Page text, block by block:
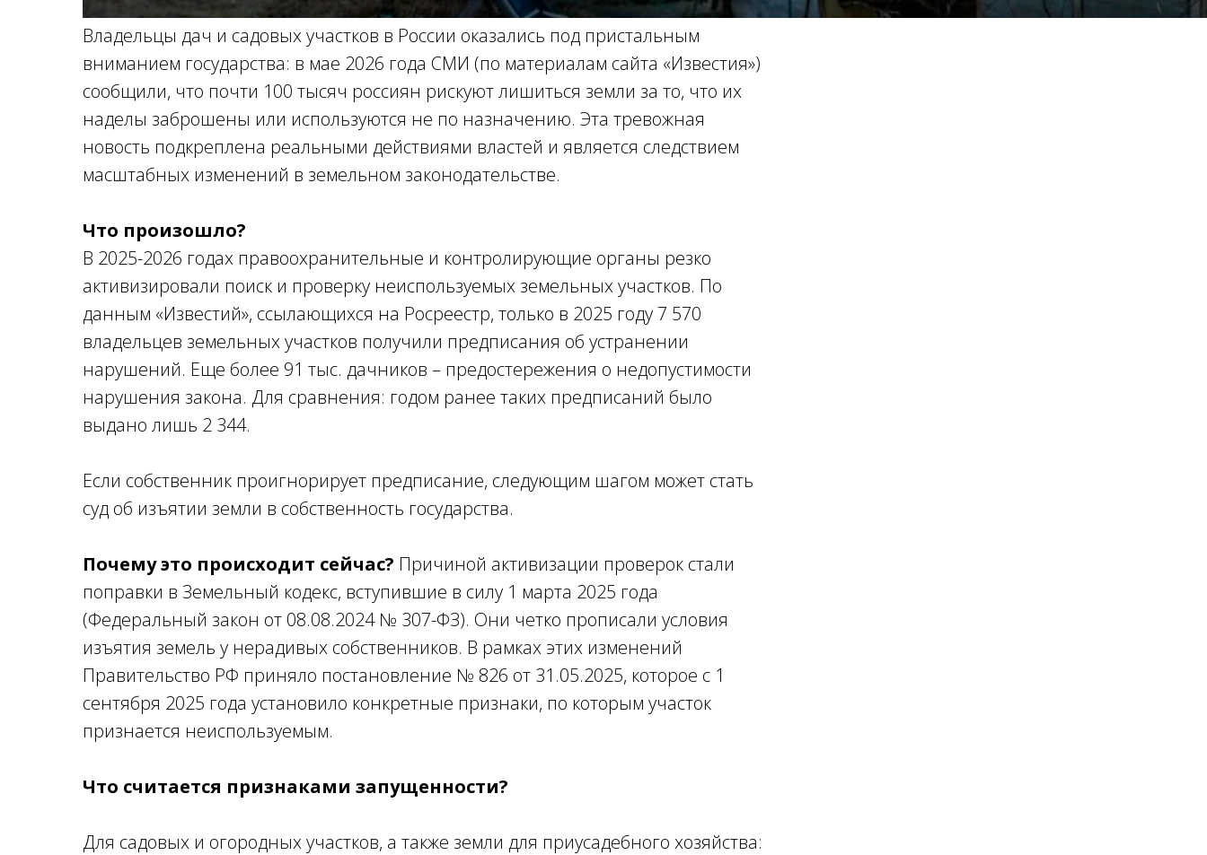
Владельцы дач и садовых участков в России оказались под пристальным
вниманием государства: в мае 2026 года СМИ (по материалам сайта «Известия»)
сообщили, что почти 100 тысяч россиян рискуют лишиться земли за то, что их
наделы заброшены или используются не по назначению. Эта тревожная
новость подкреплена реальными действиями властей и является следствием
масштабных изменений в земельном законодательстве.
Что произошло?
В 2025-2026 годах правоохранительные и контролирующие органы резко
активизировали поиск и проверку неиспользуемых земельных участков. По
данным «Известий», ссылающихся на Росреестр, только в 2025 году 7 570
владельцев земельных участков получили предписания об устранении
нарушений. Еще более 91 тыс. дачников – предостережения о недопустимости
нарушения закона. Для сравнения: годом ранее таких предписаний было
выдано лишь 2 344.
Если собственник проигнорирует предписание, следующим шагом может стать
суд об изъятии земли в собственность государства.
Почему это происходит сейчас? Причиной активизации проверок стали
поправки в Земельный кодекс, вступившие в силу 1 марта 2025 года
(Федеральный закон от 08.08.2024 № 307-ФЗ). Они четко прописали условия
изъятия земель у нерадивых собственников. В рамках этих изменений
Правительство РФ приняло постановление № 826 от 31.05.2025, которое с 1
сентября 2025 года установило конкретные признаки, по которым участок
признается неиспользуемым.
Что считается признаками запущенности?
Для садовых и огородных участков, а также земли для приусадебного хозяйства: